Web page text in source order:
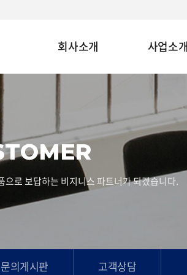
회사소개 사업소개
로 보답하는 비지니스 파트너가 되겠습니다.
문의게시판 고객상담